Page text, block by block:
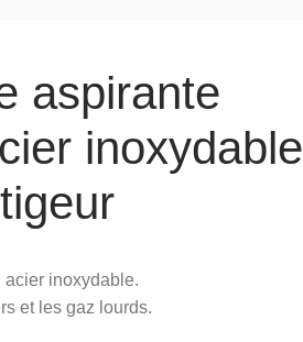
aspirante
inoxydable
inoxydable.
et les gaz lourds.